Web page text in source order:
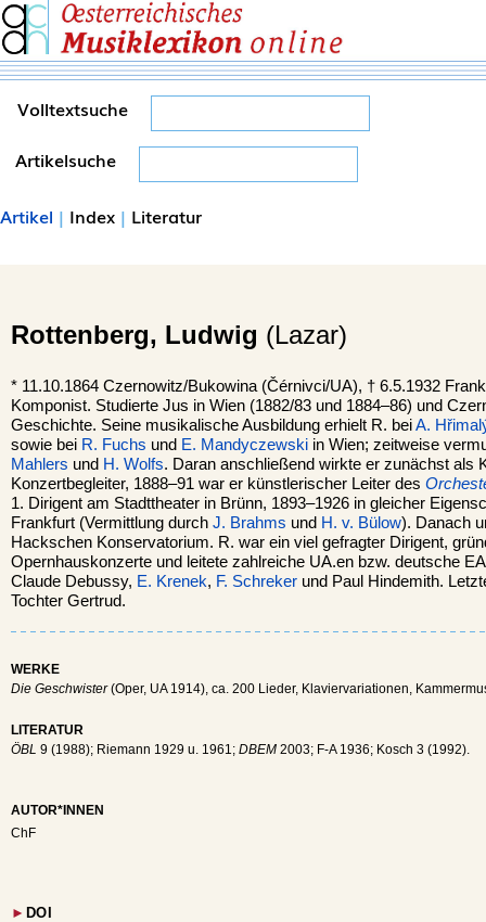
Volltextsuche
Artikelsuche
Artikel | Index | Literatur
Rottenberg, Ludwig (Lazar)
* 11.10.1864 Czernowitz/Bukowina (Čérnivci/UA), † 6.5.1932
Komponist. Studierte Jus in Wien (1882/83 und 1884–86) und
Geschichte. Seine musikalische Ausbildung erhielt R. beiA.
sowie bei R. Fuchs und E. Mandyczewski in Wien; zeitweise
Mahlers und H. Wolfs. Daran anschließend wirkte er zunächst als
Konzertbegleiter, 1888–91 war er künstlerischer Leiter des
1. Dirigent am Stadttheater in Brünn, 1893–1926 in gleicher
Frankfurt (Vermittlung durch J. Brahms und H. v. Bülow). Danach
Hackschen Konservatorium. R. war ein viel gefragter Dirigent,
Opernhauskonzerte und leitete zahlreiche UA.en bzw. deutsche
Claude Debussy, E. Krenek, F. Schreker und Paul Hindemith.
Tochter Gertrud.
WERKE
Die Geschwister(Oper, UA 1914), ca. 200 Lieder, Klaviervariationen,
LITERATUR
ÖBL 9 (1988); Riemann 1929 u. 1961; DBEM 2003; F-A 1936; Kosch 3 (1992).
AUTOR*INNEN
ChF
► DOI